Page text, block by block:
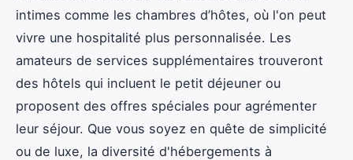
intimes comme les chambres d’hôtes, où l'on peut
vivre une hospitalité plus personnalisée. Les
amateurs de services supplémentaires trouveront
des hôtels qui incluent le petit déjeuner ou
proposent des offres spéciales pour agrémenter
leur séjour. Que vous soyez en quête de simplicité
ou de luxe, la diversité d'hébergements à